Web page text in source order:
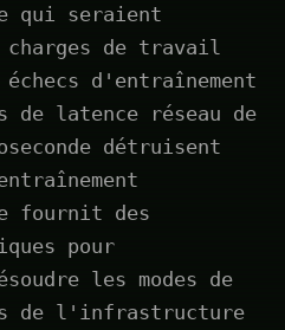
qui seraient
de travail
échecs d'entraînement
de latence réseau de
détruisent
fournit des
pour
les modes de
de l'infrastructure